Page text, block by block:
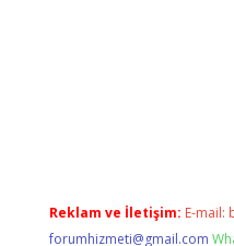
Reklam ve İletişim: E-mail:
forumhizmeti@gmail.com